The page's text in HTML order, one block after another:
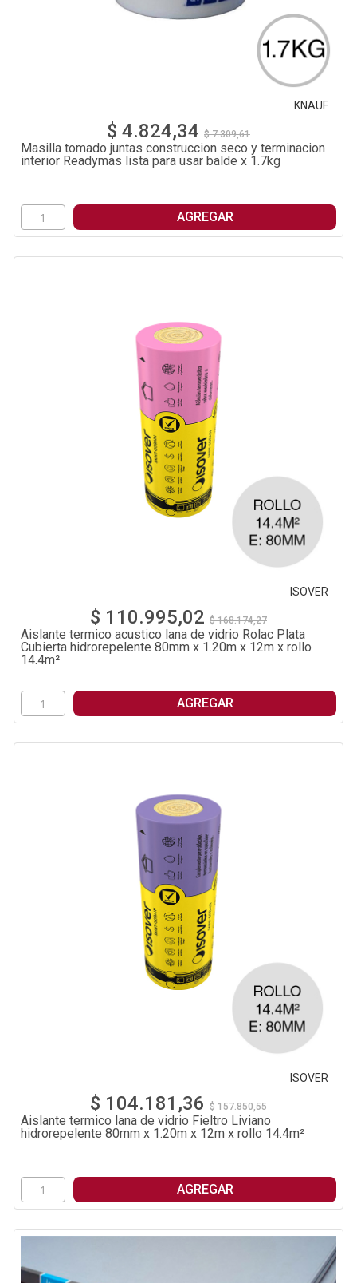
KNAUF
$ 4.824,34 $ 7.309,61
Masilla tomado juntas construccion seco y terminacion
interior Readymas lista para usar balde x 1.7kg
AGREGAR
ISOVER
$ 110.995,02 $ 168.174,27
Aislante termico acustico lana de vidrio Rolac Plata
Cubierta hidrorepelente 80mm x 1.20m x 12m x rollo
14.4m²
AGREGAR
ISOVER
$ 104.181,36 $ 157.850,55
Aislante termico lana de vidrio Fieltro Liviano
hidrorepelente 80mm x 1.20m x 12m x rollo 14.4m²
AGREGAR